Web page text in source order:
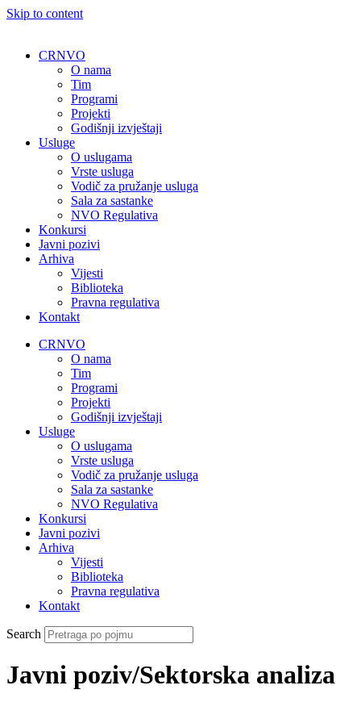
Skip to content
CRNVO
O nama
Tim
Programi
Projekti
Godišnji izvještaji
Usluge
O uslugama
Vrste usluga
Vodič za pružanje usluga
Sala za sastanke
NVO Regulativa
Konkursi
Javni pozivi
Arhiva
Vijesti
Biblioteka
Pravna regulativa
Kontakt
CRNVO
O nama
Tim
Programi
Projekti
Godišnji izvještaji
Usluge
O uslugama
Vrste usluga
Vodič za pružanje usluga
Sala za sastanke
NVO Regulativa
Konkursi
Javni pozivi
Arhiva
Vijesti
Biblioteka
Pravna regulativa
Kontakt
Search
Javni poziv/Sektorska analiza